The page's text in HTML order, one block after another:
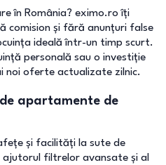
în România? eximo.ro îți
comision și fără anunțuri false
ideală într-un timp scurt.
personală sau o investiție
noi oferte actualizate zilnic.
apartamente de
și facilități la sute de
filtrelor avansate și al